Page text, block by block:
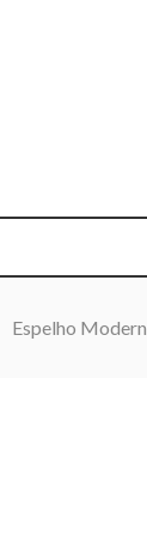
Espelho